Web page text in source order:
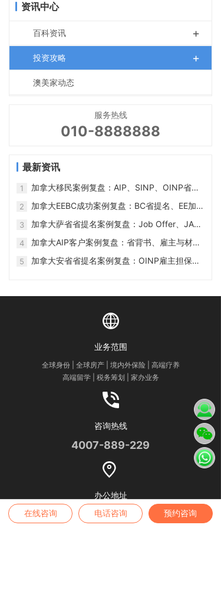
资讯中心
百科资讯 +
投资攻略 +
澳美家动态
服务热线
010-8888888
最新资讯
1
加拿大移民案例复盘：AIP、SINP、OINP省提
名与工签时间线
2
加拿大EEBC成功案例复盘：BC省提名、EE加分
与PR获批流程
3
加拿大萨省省提名案例复盘：Job Offer、JAL
与联邦获批流程
4
加拿大AIP客户案例复盘：省背书、雇主与材料
准备
5
加拿大安省省提名案例复盘：OINP雇主担保、
业务范围
全球身份 | 全球房产 | 境内外保险 | 高端疗养
高端留学 | 税务筹划 | 家办业务
咨询热线
4007-889-229
办公地址
——深圳公司——
深圳市南山区深南大道9030号瑞思中心10楼
在线咨询 电话咨询 预约咨询